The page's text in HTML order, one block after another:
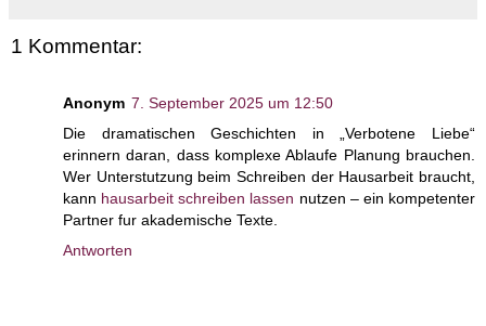
1 Kommentar:
Anonym 7. September 2025 um 12:50
Die dramatischen Geschichten in „Verbotene Liebe“
erinnern daran, dass komplexe Ablaufe Planung brauchen.
Wer Unterstutzung beim Schreiben der Hausarbeit braucht,
kann hausarbeit schreiben lassen nutzen – ein kompetenter
Partner fur akademische Texte.
Antworten